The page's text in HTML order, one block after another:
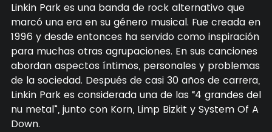
Linkin Park es una banda de rock alternativo que
marcó una era en su género musical. Fue creada en
1996 y desde entonces ha servido como inspiración
para muchas otras agrupaciones. En sus canciones
abordan aspectos íntimos, personales y problemas
de la sociedad. Después de casi 30 años de carrera,
Linkin Park es considerada una de las “4 grandes del
nu metal”, junto con Korn, Limp Bizkit y System Of A
Down.